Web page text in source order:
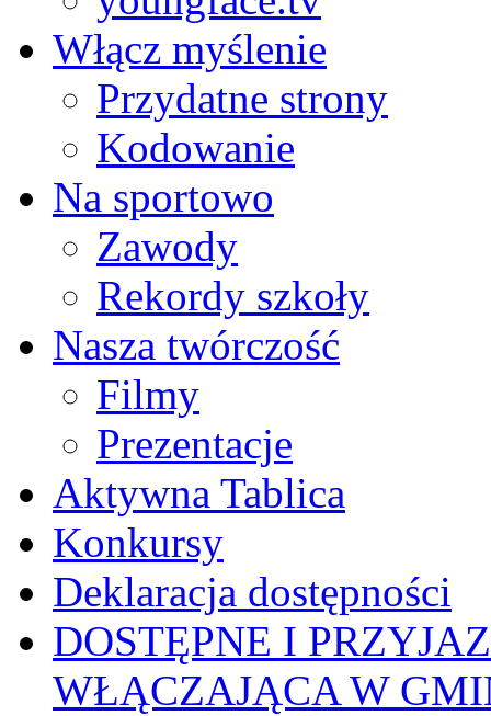
Włącz myślenie
Przydatne strony
Kodowanie
Na sportowo
Zawody
Rekordy szkoły
Nasza twórczość
Filmy
Prezentacje
Aktywna Tablica
Konkursy
Deklaracja dostępności
DOSTĘPNE I
WŁĄCZAJĄCA W